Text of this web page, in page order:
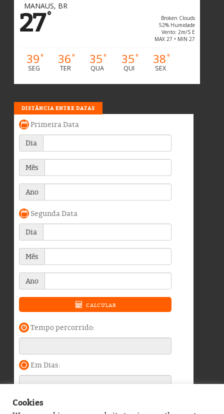
MANAUS, BR
27°
Broken Clouds
52% Humidade
Vento: 2m/s E
MAX 27 • MIN 27
39°
SEG
36°
TER
35°
QUA
35°
QUI
38°
SEX
DISTÂNCIA ENTRE DATAS
Cookies